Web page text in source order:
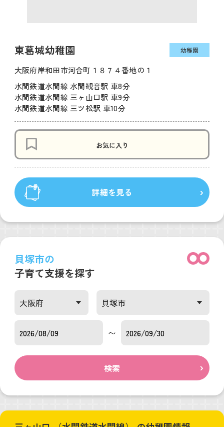
東葛城幼稚園 幼稚園
大阪府岸和田市河合町１８７４番地の１
水間鉄道水間線 水間観音駅 車8分
水間鉄道水間線 三ヶ山口駅 車9分
水間鉄道水間線 三ツ松駅 車10分
お気に入り
詳細を見る
貝塚市の
子育て支援を探す
〜
検索